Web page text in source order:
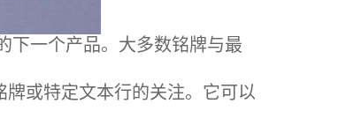
一个产品。大多数铭牌与最
或特定文本行的关注。它可以